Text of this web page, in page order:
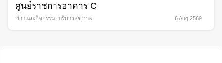
ศูนย์ราชการอาคาร C
ข่าวและกิจกรรม บริการสุขภาพ 6 Aug 2569